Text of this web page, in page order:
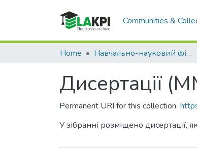
Communities &
Home Навчально-науковий фізико-технічний інститут (НН ФТІ)
Дисертації
Permanent URI for this collection
У зібранні розміщено дисертації,